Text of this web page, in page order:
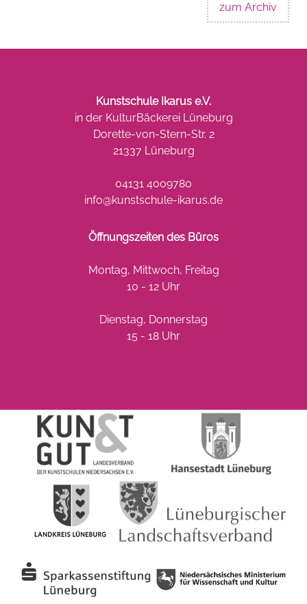
zum Archiv
Kunstschule Ikarus e.V.
in der KulturBäckerei Lüneburg
Dorette-von-Stern-Str. 2
21337 Lüneburg
04131 4009780
info@kunstschule-ikarus.de
Öffnungszeiten des Büros
Montag, Mittwoch, Freitag
10 - 12 Uhr
Dienstag, Donnerstag
15 - 18 Uhr